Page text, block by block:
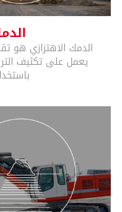
الدمك الاهتزازي هو
يعمل على تكثيف
الدمك